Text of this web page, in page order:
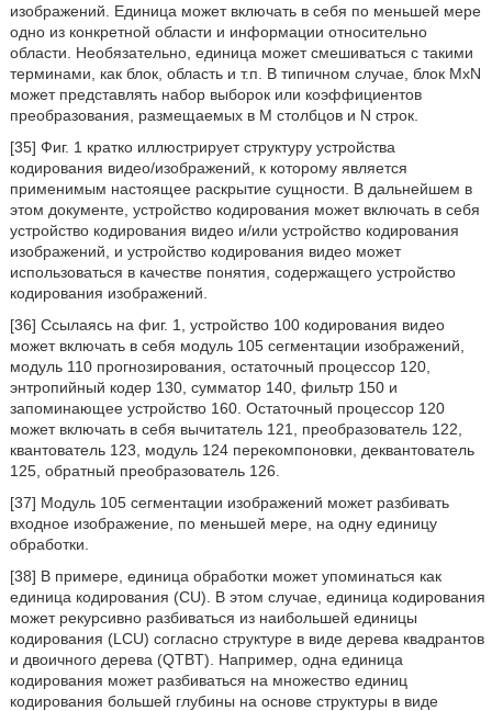
изображений. Единица может включать в себя по меньшей мере
одно из конкретной области и информации относительно
области. Необязательно, единица может смешиваться с такими
терминами, как блок, область и т.п. В типичном случае, блок MxN
может представлять набор выборок или коэффициентов
преобразования, размещаемых в M столбцов и N строк.
[35] Фиг. 1 кратко иллюстрирует структуру устройства
кодирования видео/изображений, к которому является
применимым настоящее раскрытие сущности. В дальнейшем в
этом документе, устройство кодирования может включать в себя
устройство кодирования видео и/или устройство кодирования
изображений, и устройство кодирования видео может
использоваться в качестве понятия, содержащего устройство
кодирования изображений.
[36] Ссылаясь на фиг. 1, устройство 100 кодирования видео
может включать в себя модуль 105 сегментации изображений,
модуль 110 прогнозирования, остаточный процессор 120,
энтропийный кодер 130, сумматор 140, фильтр 150 и
запоминающее устройство 160. Остаточный процессор 120
может включать в себя вычитатель 121, преобразователь 122,
квантователь 123, модуль 124 перекомпоновки, деквантователь
125, обратный преобразователь 126.
[37] Модуль 105 сегментации изображений может разбивать
входное изображение, по меньшей мере, на одну единицу
обработки.
[38] В примере, единица обработки может упоминаться как
единица кодирования (CU). В этом случае, единица кодирования
может рекурсивно разбиваться из наибольшей единицы
кодирования (LCU) согласно структуре в виде дерева квадрантов
и двоичного дерева (QTBT). Например, одна единица
кодирования может разбиваться на множество единиц
кодирования большей глубины на основе структуры в виде